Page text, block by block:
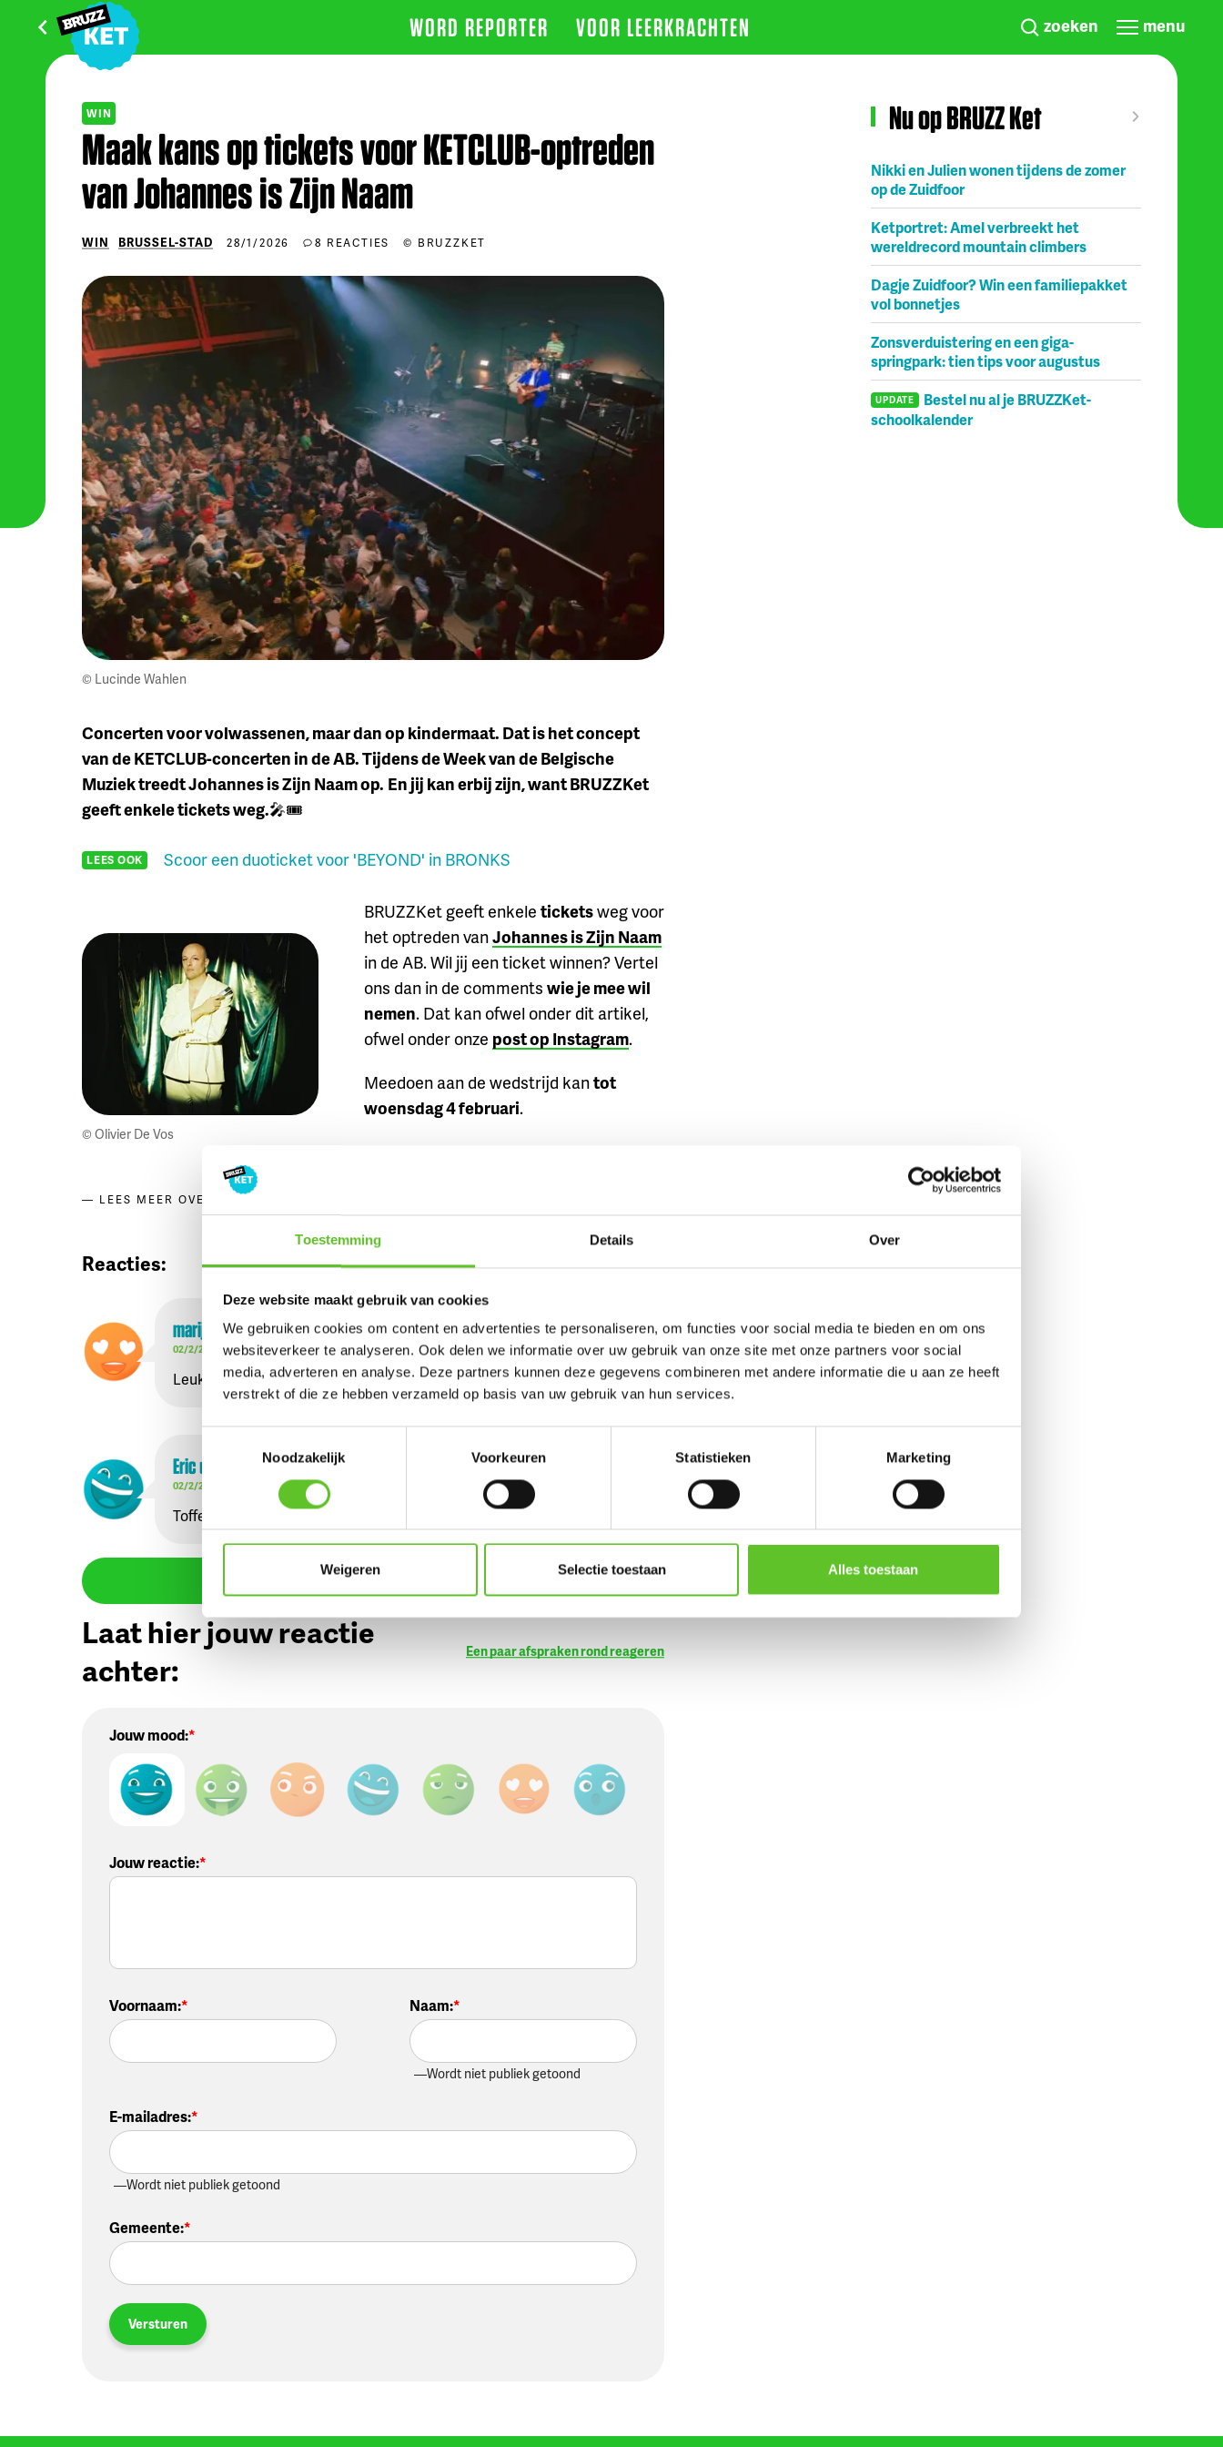
Toestemming Details Over
Deze website maakt gebruik van cookies
We gebruiken cookies om content en advertenties te personaliseren, om functies voor social media te bieden en om ons
websiteverkeer te analyseren. Ook delen we informatie over uw gebruik van onze site met onze partners voor social
media, adverteren en analyse. Deze partners kunnen deze gegevens combineren met andere informatie die u aan ze heeft
verstrekt of die ze hebben verzameld op basis van uw gebruik van hun services.
Noodzakelijk
Voorkeuren Statistieken Marketing
Weigeren Selectie toestaan Alles toestaan
WORD REPORTER VOOR LEERKRACHTEN zoeken menu
WIN
Maak kans op tickets voor KETCLUB-optreden
van Johannes is Zijn Naam
WIN BRUSSEL-STAD 28/1/2026 8 REACTIES © BRUZZKET
© Lucinde Wahlen
Concerten voor volwassenen, maar dan op kindermaat. Dat is het concept
van de KETCLUB-concerten in de AB. Tijdens de Week van de Belgische
Muziek treedt Johannes is Zijn Naam op. En jij kan erbij zijn, want BRUZZKet
geeft enkele tickets weg.🎤🎟️
LEES OOK Scoor een duoticket voor 'BEYOND' in BRONKS
© Olivier De Vos
BRUZZKet geeft enkele ticketsweg voor
het optreden vanJohannes is Zijn Naam
in de AB. Wil jij een ticket winnen? Vertel
ons dan in de comments wie je mee wil
nemen. Dat kan ofwel onder dit artikel,
ofwel onder onze post op Instagram.
Meedoen aan de wedstrijd kantot
woensdag 4 februari.
LEES MEER OVER BRUSSEL-STAD
Reacties:
marijke uitTongeren
02/2/2026
Leuk concept en toffe wedstrijd ! Ik zou mijn vriend eric meenemen !
Ericuit Tongeren
02/2/2026
Toffe actie ! Ik neem dan mijn vriendin Marijke mee
Bekijk meer reacties
Laat hier jouw reactie
achter:
Een paar afspraken rond reageren
Jouw mood:
Jouw reactie:
Voornaam: Naam:
Wordt niet publiek getoond
E-mailadres:
Wordt niet publiek getoond
Gemeente:
Versturen
Nu op BRUZZ Ket
Nikki en Julien wonen tijdens de zomer
op de Zuidfoor
Ketportret: Amel verbreekt het
wereldrecord mountain climbers
Dagje Zuidfoor? Win een familiepakket
vol bonnetjes
Zonsverduistering en een giga-
springpark: tien tips voor augustus
UPDATE
Bestel nu al je BRUZZKet-
schoolkalender